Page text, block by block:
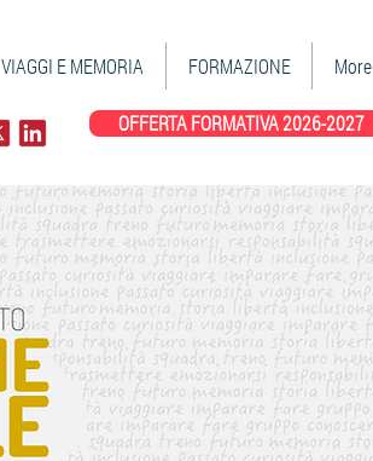
VIAGGI E MEMORIA FORMAZIONE More
OFFERTA FORMATIVA 2026-2027